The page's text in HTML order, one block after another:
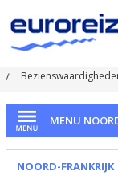
MENU
NOORD-FRANKRIJK